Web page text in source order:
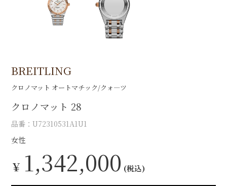
BREITLING
クロノマット オートマチック/クォ―ツ
クロノマット 28
品番：U72310531A1U1
女性
￥ 1,342,000 (税込)